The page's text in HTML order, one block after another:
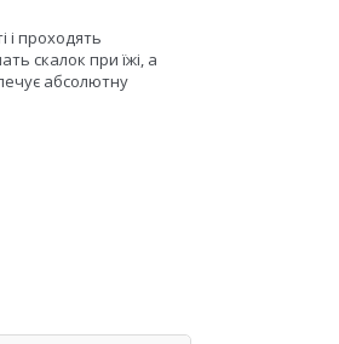
і проходять
скалок при їжі, а
абсолютну